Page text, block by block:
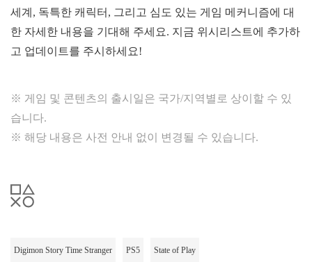
세계, 독특한 캐릭터, 그리고 심도 있는 게임 메커니즘에 대
한 자세한 내용을 기대해 주세요. 지금 위시리스트에 추가하
고 업데이트를 주시하세요!
※ 게임 및 콘텐츠의 출시일은 국가/지역별로 상이할 수 있
습니다.
※ 해당 내용은 사전 안내 없이 변경될 수 있습니다.
Digimon Story Time Stranger PS5 State of Play